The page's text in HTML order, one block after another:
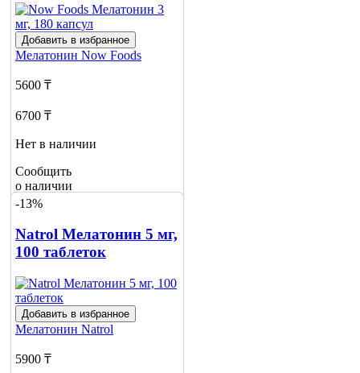
Добавить в избранное
Мелатонин Now Foods
5600 ₸
6700 ₸
Нет в наличии
Сообщить
о наличии
-13%
Natrol Мелатонин 5 мг,
100 таблеток
Добавить в избранное
Мелатонин Natrol
5900 ₸